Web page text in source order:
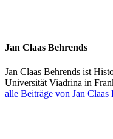
Jan Claas Behrends
Jan Claas Behrends ist
Univer­sität Viadrina in
alle Beiträge von Jan Claas